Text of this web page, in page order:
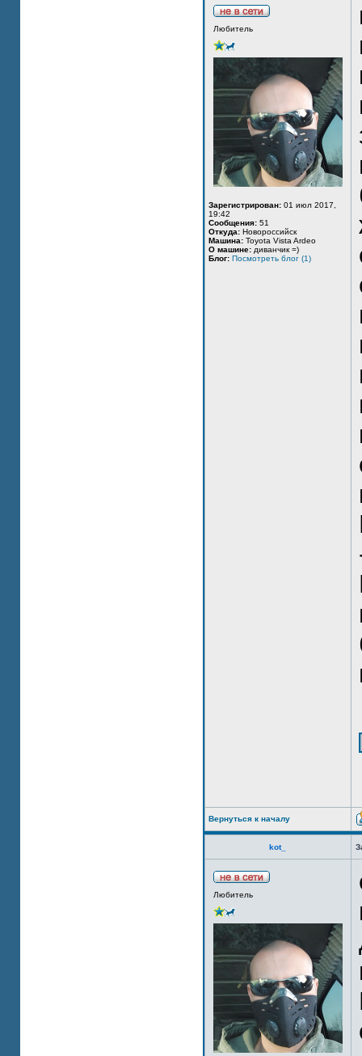
Любитель
Зарегистрирован: 01 июл 2017,
19:42
Сообщения: 51
Откуда: Новороссийск
Машина: Toyota Vista Ardeo
О машине: диванчик =)
Блог: Посмотреть блог (1)
Вернуться к началу
kot_
Любитель